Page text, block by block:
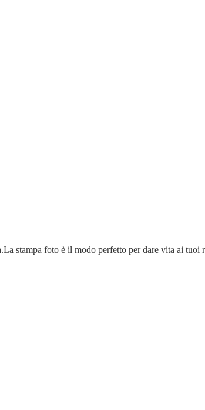
stampa foto è il modo perfetto per dare vita ai